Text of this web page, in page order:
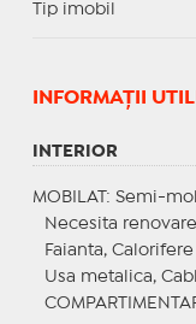
Tip imobil
INFORMAŢII
INTERIOR
MOBILAT : Semi-
Necesita
Faianta,
Usa metalica,